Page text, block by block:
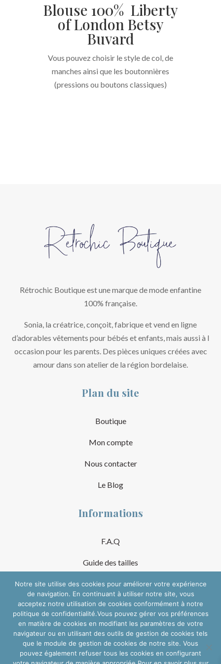
Blouse 100% Liberty
of London Betsy
Buvard
Vous pouvez choisir le style de col, de
manches ainsi que les boutonnières
(pressions ou boutons classiques)
Rétrochic Boutique est une marque de mode enfantine
100% française.
Sonia, la créatrice, conçoit, fabrique et vend en ligne
d’adorables vêtements pour bébés et enfants, mais aussi à l
occasion pour les parents. Des pièces uniques créées avec
amour dans son atelier de la région bordelaise.
Plan du site
Boutique
Mon compte
Nous contacter
Le Blog
Informations
F.A.Q
Guide des tailles
Mentions Légales
Conditions Générales de Vente
Suivre sur les réseaux
Notre site utilise des cookies pour améliorer votre expérience
de navigation. En continuant à utiliser notre site, vous
acceptez notre utilisation de cookies conformément à notre
politique de confidentialité.Vous pouvez gérer vos préférences
en matière de cookies en modifiant les paramètres de votre
navigateur ou en utilisant des outils de gestion de cookies tels
que le module de gestion de cookies de notre site. Vous
pouvez également refuser tous les cookies en configurant